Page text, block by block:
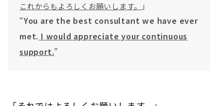
これからもよろしくお願いします。
」
“You are the best consultant we have ever
met. I would appreciate your continuous
support.”